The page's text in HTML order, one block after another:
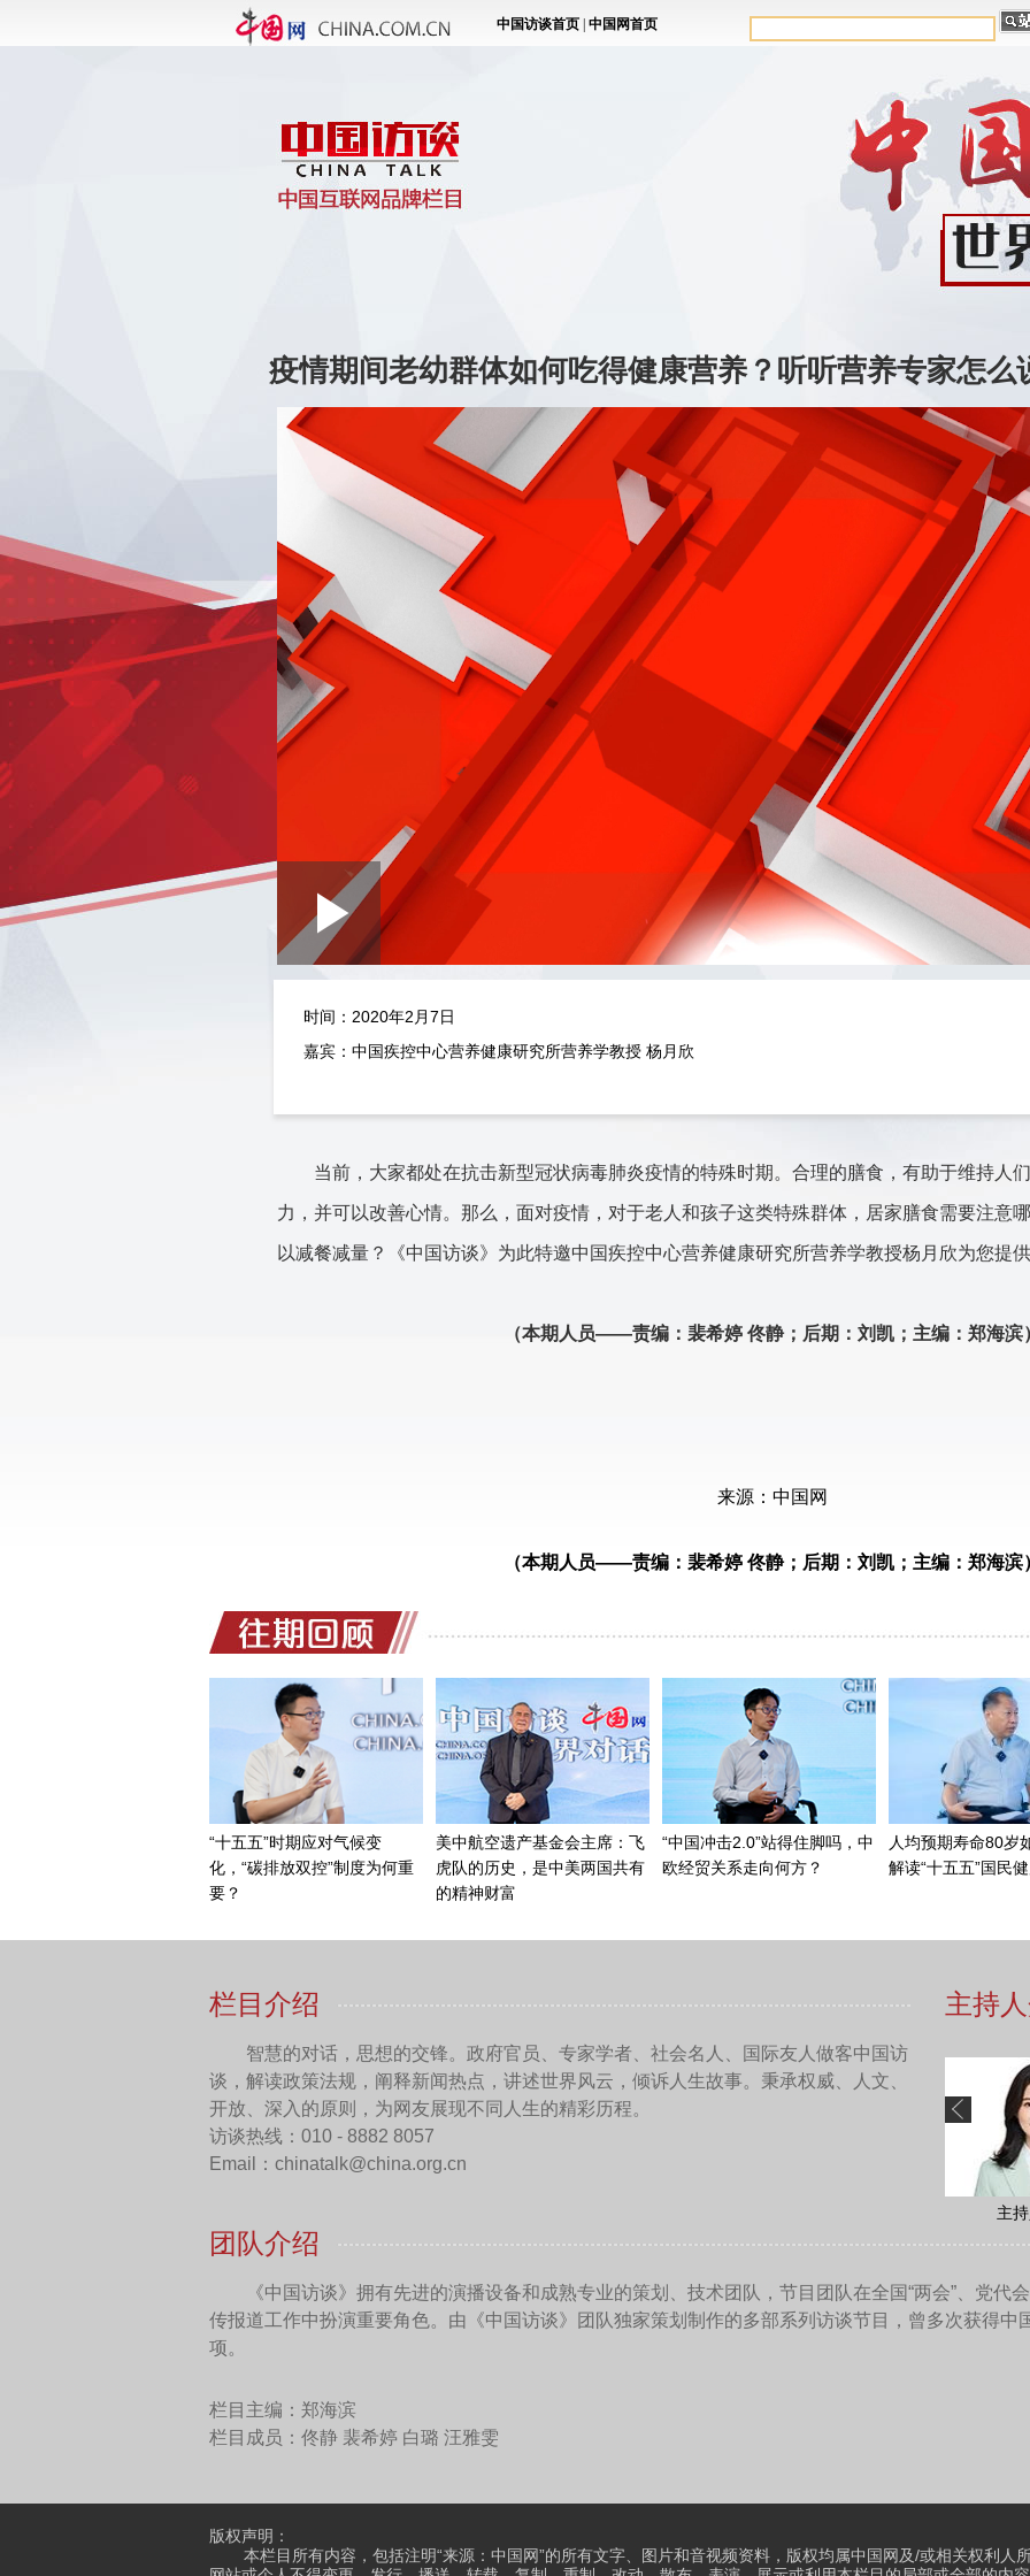
疫情期间老幼群体如何吃得健康营养？听听营养专家怎么
Play
Video
Loaded
/--:--
时间：2020年2月7日
嘉宾：中国疾控中心营养健康研究所营养学教授 杨月欣
当前，大家都处在抗击新型冠状病毒肺炎疫情的特殊时期。合理的膳食，有助于维持人
力，并可以改善心情。那么， 面对疫情，对于老人和孩子这类特殊群体，居家膳食需要注意
以减餐减量？ 《中国访谈》为此特邀中国疾控中心营养健康研究所营养学教授杨月欣为您提
（本期人员——责编：裴希婷 佟静；后期：刘凯；主编：郑海滨
来源：中国网
（本期人员——责编：裴希婷 佟静；后期：刘凯；主编：郑海滨